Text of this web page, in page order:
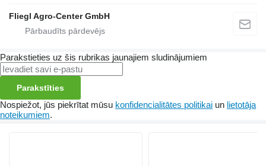
Fliegl Agro-Center GmbH
Parakstieties uz šis rubrikas jaunajiem sludinājumiem
Parakstīties
Nospiežot, jūs piekrītat mūsu konfidencialitātes politikai un lietotāja
noteikumiem.